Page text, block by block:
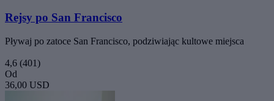
Rejsy po San Francisco
Pływaj po zatoce San Francisco, podziwiając kultowe miejsca
4,6 (401)
Od
36,00 USD